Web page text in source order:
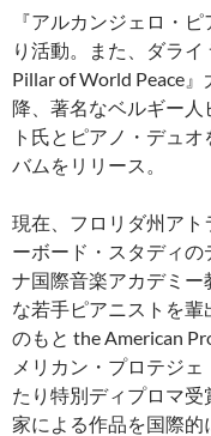
『アルカンジェロ・
り活動。また、ダライ
Pillar of World Peace
降、著名なベルギー
ト氏とピアノ・デュ
バムをリリース。
現在、フロリダ州ア
ーボード・スタディ
ナ国際音楽アカデミ
な若手ピアニストを
のもと the American
メリカン・プロテジ
たり特別ディプロマ
家による作品を国際